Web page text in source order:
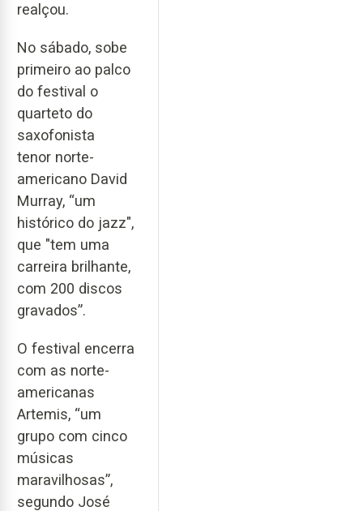
realçou.
No sábado, sobe
primeiro ao palco
do festival o
quarteto do
saxofonista
tenor norte-
americano David
Murray, “um
histórico do jazz",
que "tem uma
carreira brilhante,
com 200 discos
gravados”.
O festival encerra
com as norte-
americanas
Artemis, “um
grupo com cinco
músicas
maravilhosas”,
segundo José